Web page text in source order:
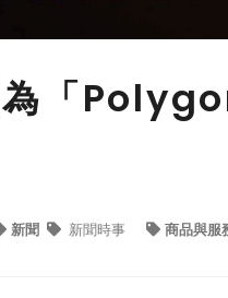
「
新聞 新聞時事 商品與服